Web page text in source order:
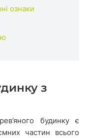
ознаки
з
будинку є
частин всього